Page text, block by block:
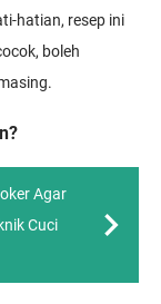
hatian, resep ini
boleh
Agar
Cuci